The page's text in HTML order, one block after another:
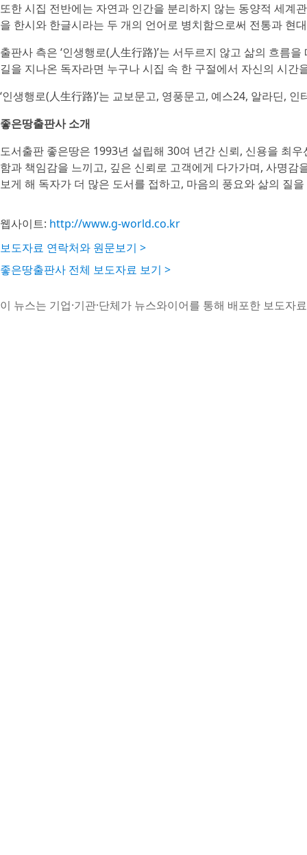
또한 시집 전반에는 자연과 인간을 분리하지 않는 동양적 세계
을 한시와 한글시라는 두 개의 언어로 병치함으로써 전통과 현
출판사 측은 ‘인생행로(人生行路)’는 서두르지 않고 삶의 흐름
길을 지나온 독자라면 누구나 시집 속 한 구절에서 자신의 시간
‘인생행로(人生行路)’는 교보문고, 영풍문고, 예스24, 알라딘,
좋은땅출판사 소개
도서출판 좋은땅은 1993년 설립해 30여 년간 신뢰, 신용을 최
함과 책임감을 느끼고, 깊은 신뢰로 고객에게 다가가며, 사명
보게 해 독자가 더 많은 도서를 접하고, 마음의 풍요와 삶의 질
웹사이트: http://www.g-world.co.kr
보도자료 연락처와 원문보기 >
좋은땅출판사 전체 보도자료 보기 >
이 뉴스는 기업·기관·단체가 뉴스와이어를 통해 배포한 보도자